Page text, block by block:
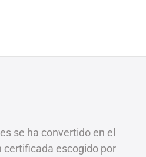
se ha convertido en el
certificada escogido por